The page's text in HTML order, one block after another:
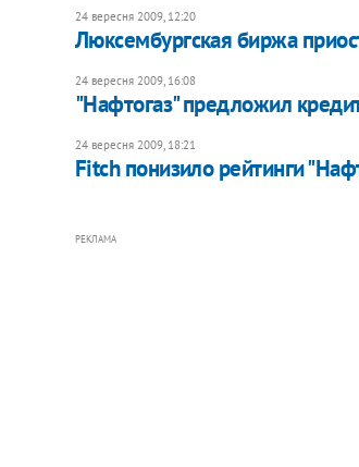
24 вересня 2009, 12:20
Люксембургская биржа
24 вересня 2009, 16:08
"Нафтогаз" предложил
24 вересня 2009, 18:21
Fitch понизило рейтинги
РЕКЛАМА